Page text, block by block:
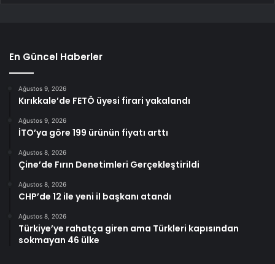
En Güncel Haberler
Ağustos 9, 2026
Kırıkkale’de FETÖ üyesi firari yakalandı
Ağustos 9, 2026
İTO’ya göre 199 ürünün fiyatı arttı
Ağustos 8, 2026
Çine’de Fırın Denetimleri Gerçekleştirildi
Ağustos 8, 2026
CHP’de 12 ile yeni il başkanı atandı
Ağustos 8, 2026
Türkiye’ye rahatça giren ama Türkleri kapısından
sokmayan 46 ülke